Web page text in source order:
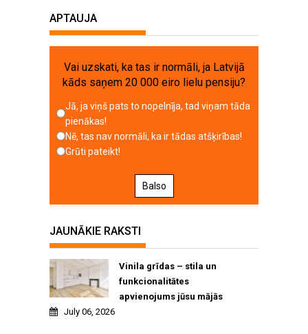
APTAUJA
Vai uzskati, ka tas ir normāli, ja Latvijā
kāds saņem 20 000 eiro lielu pensiju?
Jā, ja viņš pats to nopelnīja, tad viņam tāda
pienākas!
Nē, tas nav normāli, ka ir tādas atšķirības!
Grūti pateikt!
Balso
JAUNĀKIE RAKSTI
Vinila grīdas – stila un
funkcionalitātes
apvienojums jūsu mājās
July 06, 2026